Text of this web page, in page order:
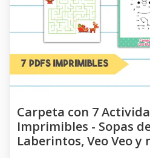
Carpeta con 7
Imprimibles - Sopas
Laberintos, Veo Veo y